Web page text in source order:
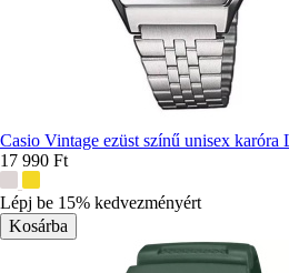
Casio Vintage ezüst színű unisex
17 990 Ft
színek:
Lépj be 15% kedvezményért